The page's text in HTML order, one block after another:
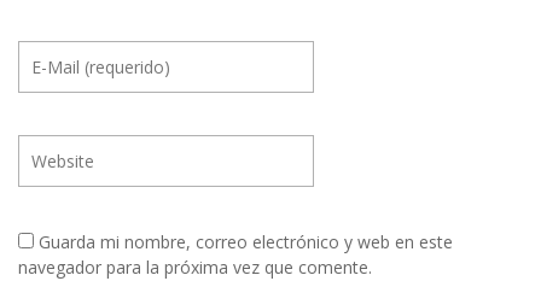
Guarda mi nombre, correo electrónico y web en este
navegador para la próxima vez que comente.